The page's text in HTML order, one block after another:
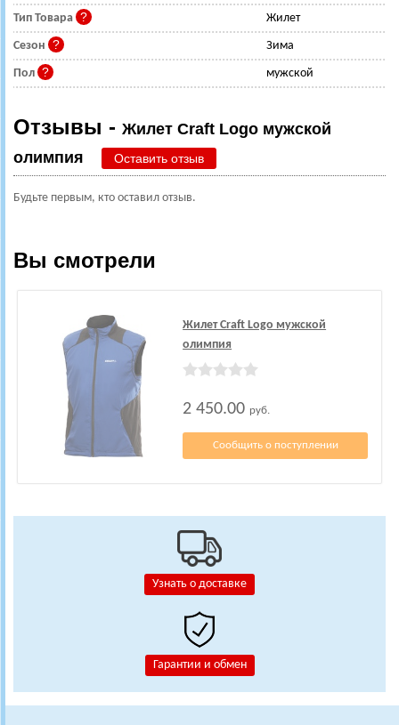
Узнать о доставке
Гарантии и обмен
Тип Товара Жилет
Сезон Зима
Пол мужской
Отзывы - Жилет Craft Logo мужской
олимпия
Оставить отзыв
Будьте первым, кто оставил отзыв.
Вы смотрели
Жилет Craft Logo мужской
олимпия
2 450.00 руб.
Сообщить о поступлении